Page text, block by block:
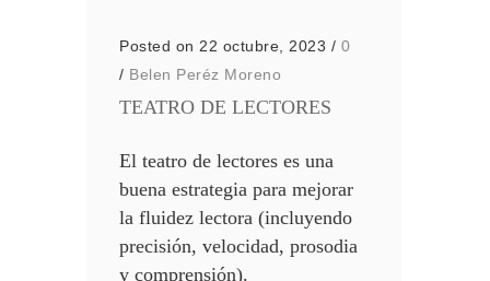
Posted on 22 octubre, 2023 / 0
/ Belen Peréz Moreno
TEATRO DE LECTORES
El teatro de lectores es una
buena estrategia para mejorar
la fluidez lectora (incluyendo
precisión, velocidad, prosodia
y comprensión).